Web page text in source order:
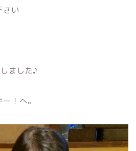
さい
ました♪
！へ。